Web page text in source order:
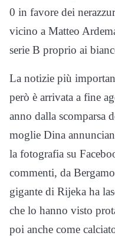
0 in favore dei
vicino a Matteo
serie B proprio ai
La notizie più
però è arrivata a fine
anno dalla scomparsa
moglie Dina
la fotografia su
commenti, da
gigante di Rijeka ha
che lo hanno visto
poi anche come